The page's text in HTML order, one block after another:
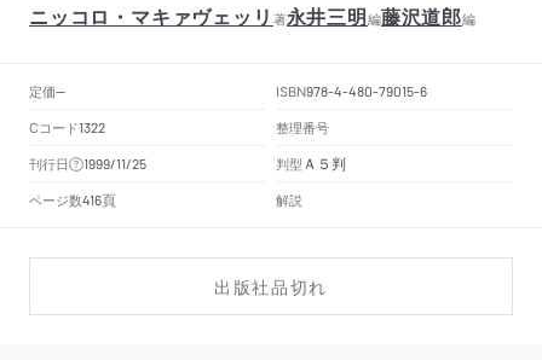
ニッコロ・マキァヴェッリ 著永井三明編藤沢道郎編
定価-- ISBN978-4-480-79015-6
Cコード1322
整理番号
刊行日
1999/11/25 判型 Ａ５判
ページ数416頁 解説
出版社品切れ